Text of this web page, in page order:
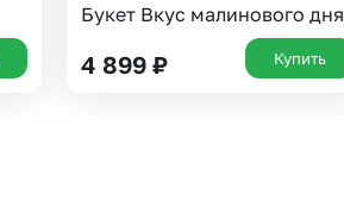
Букет Вкус малинового дня
4 899 ₽ Купить